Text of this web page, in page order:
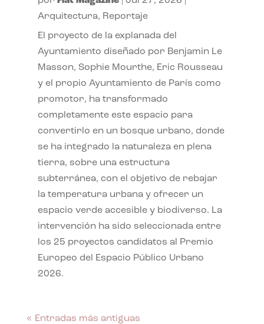
Arquitectura, Reportaje
El proyecto de la explanada del
Ayuntamiento diseñado por Benjamin Le
Masson, Sophie Mourthe, Eric Rousseau
y el propio Ayuntamiento de París como
promotor, ha transformado
completamente este espacio para
convertirlo en un bosque urbano, donde
se ha integrado la naturaleza en plena
tierra, sobre una estructura
subterránea, con el objetivo de rebajar
la temperatura urbana y ofrecer un
espacio verde accesible y biodiverso. La
intervención ha sido seleccionada entre
los 25 proyectos candidatos al Premio
Europeo del Espacio Público Urbano
2026.
« Entradas más antiguas